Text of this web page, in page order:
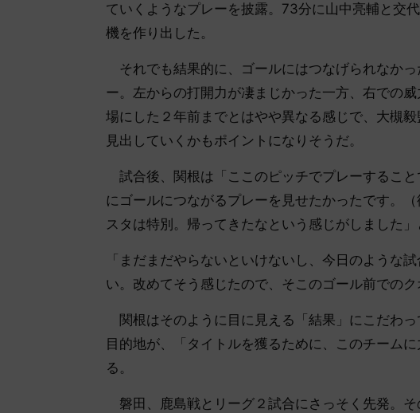
ていくようなプレーを披露。73分に山中亮輔と交
機を作り出した。
それでも結果的に、ゴールにはつなげられなか
ー。左からの打開力が凄まじかった一方、右での
場にした２年前までとはやや異なる感じで、大槻
見出していくかもポイントになりそうだ。
試合後、関根は「ここのピッチでプレーするこ
にゴールにつながるプレーを見せたかったです。
スタは特別。帰ってきたなという感じがしました」
「まだまだやらないといけないし、今日のような
い。改めてそう感じたので、そこのゴール前でのク
関根はそのように目に見える「結果」にこだわ
目的地が、「タイトルを獲るために、このチーム
る。
磐田、鹿島戦とリーグ２試合にさっそく先発。